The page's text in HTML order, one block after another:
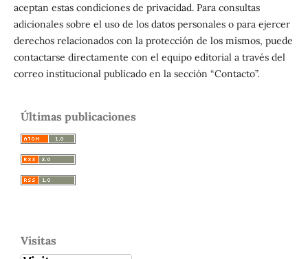
aceptan estas condiciones de privacidad. Para consultas
adicionales sobre el uso de los datos personales o para ejercer
derechos relacionados con la protección de los mismos, puede
contactarse directamente con el equipo editorial a través del
correo institucional publicado en la sección “Contacto”.
Últimas publicaciones
Visitas